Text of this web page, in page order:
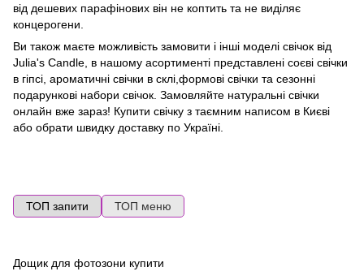
від дешевих парафінових він не коптить та не виділяє
концерогени.
Ви також маєте можливість замовити і інші моделі свічок від
Julia's Candle, в нашому асортименті представлені соєві свічки
в гіпсі, ароматичні свічки в склі,формові свічки та сезонні
подарункові набори свічок. Замовляйте натуральні свічки
онлайн вже зараз! Купити свічку з таємним написом в Києві
або обрати швидку доставку по Україні.
ТОП запити ТОП меню
Дощик для фотозони купити